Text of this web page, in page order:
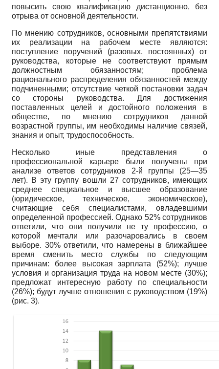
повысить свою квалификацию дистанционно, без
отрыва от основной деятельности.
По мнению сотрудников, основными препятствиями
их реализации на рабочем месте являются:
поступление поручений (разовых, постоянных) от
руководства, которые не соответствуют прямым
должностным обязанностям; проблема
рационального распределения обязанностей между
подчиненными; отсутствие четкой постановки задач
со стороны руководства. Для достижения
поставленных целей и достойного положения в
обществе, по мнению сотрудников данной
возрастной группы, им необходимы наличие связей,
знания и опыт, трудоспособность.
Несколько иные представления о
профессиональной карьере были получены при
анализе ответов сотрудников 2-й группы (25—35
лет). В эту группу вошли 27 сотрудников, имеющих
среднее специальное и высшее образование
(юридическое, техническое, экономическое),
считающие себя специалистами, овладевшими
определенной профессией. Однако 52% сотрудников
ответили, что они получили не ту профессию, о
которой мечтали или разочаровались в своем
выборе. 30% ответили, что намерены в ближайшее
время сменить место службы по следующим
причинам: более высокая зарплата (52%); лучше
условия и организация труда на новом месте (30%);
предложат интересную работу по специальности
(26%); будут лучше отношения с руководством (19%)
(рис. 3).